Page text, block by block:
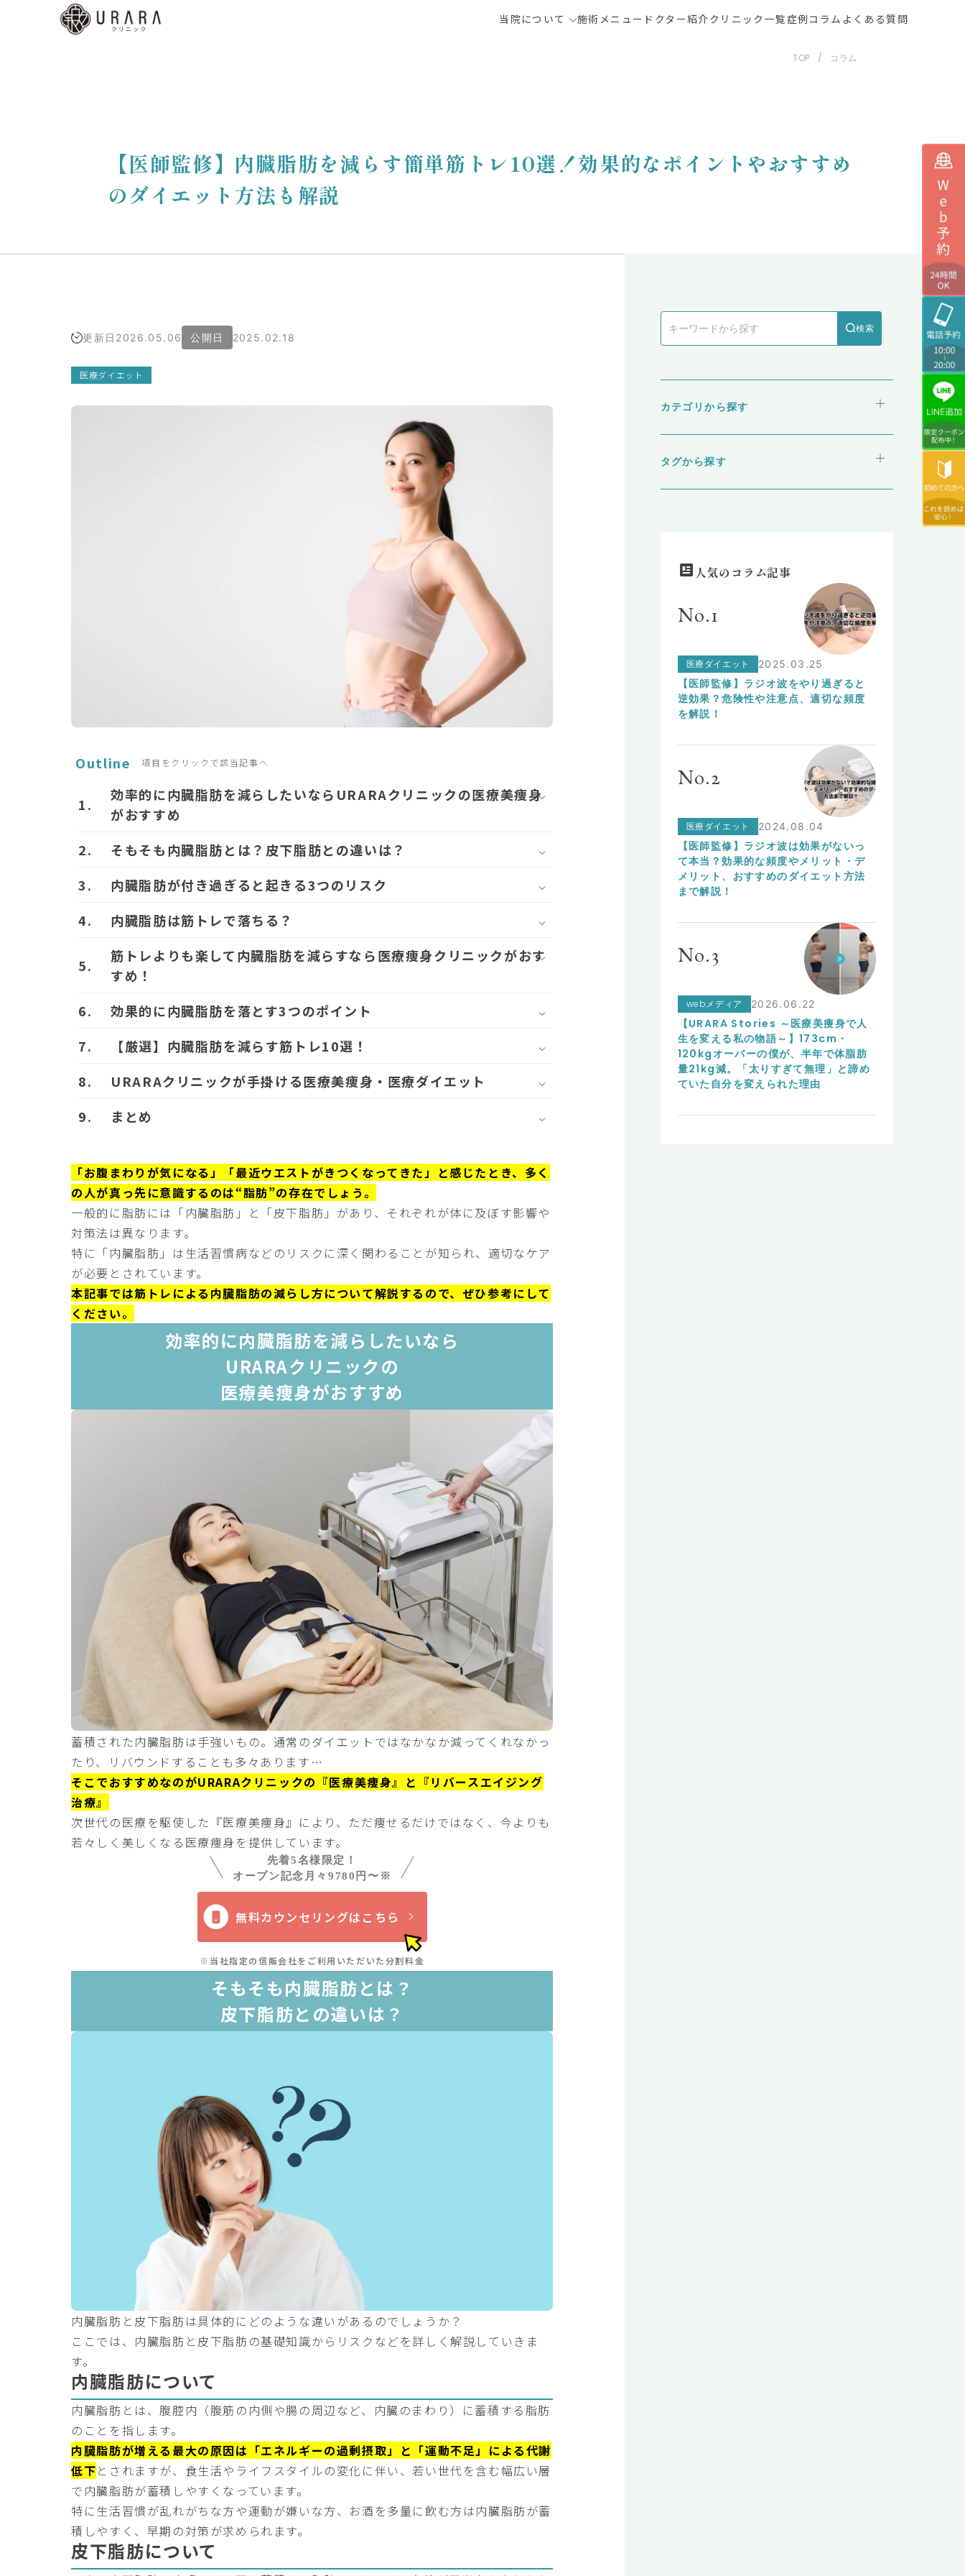
当院について 施術メニュー ドクター紹介クリニック一覧症例 コラム よくある質問
TOP コラム
【医師監修】内臓脂肪を減らす簡単筋トレ10選！効果的なポイントやおすすめ
のダイエット方法も解説
検索
カテゴリから探す
医療ダイエット
食とダイエット
タグから探す
人気のコラム記事
No.1
医療ダイエット 2025.03.25
【医師監修】ラジオ波をやり過ぎると
逆効果？危険性や注意点、適切な頻度
を解説！
No.2
医療ダイエット 2024.08.04
【医師監修】ラジオ波は効果がないっ
て本当？効果的な頻度やメリット・デ
メリット、おすすめのダイエット方法
まで解説！
No.3
webメディア 2026.06.22
【URARA Stories ～医療美痩身で人
生を変える私の物語～】173cm・
120kgオーバーの僕が、半年で体脂肪
量21kg減。「太りすぎて無理」と諦め
ていた自分を変えられた理由
更新日 2026.05.06 公開日 2025.02.18
医療ダイエット
Outline 項目をクリックで該当記事へ
効率的に内臓脂肪を減らしたいならURARAクリニックの医療美痩身
がおすすめ
そもそも内臓脂肪とは？皮下脂肪との違いは？
内臓脂肪が付き過ぎると起きる3つのリスク
内臓脂肪は筋トレで落ちる？
筋トレよりも楽して内臓脂肪を減らすなら医療痩身クリニックがおす
すめ！
効果的に内臓脂肪を落とす3つのポイント
【厳選】内臓脂肪を減らす筋トレ10選！
URARAクリニックが手掛ける医療美痩身・医療ダイエット
まとめ
「お腹まわりが気になる」「最近ウエストがきつくなってきた」と感じたとき、多く
の人が真っ先に意識するのは“脂肪”の存在でしょう。
一般的に脂肪には「内臓脂肪」と「皮下脂肪」があり、それぞれが体に及ぼす影響や
対策法は異なります。
特に「内臓脂肪」は生活習慣病などのリスクに深く関わることが知られ、適切なケア
が必要とされています。
本記事では筋トレによる内臓脂肪の減らし方について解説するので、ぜひ参考にして
ください。
効率的に内臓脂肪を減らしたいなら
URARAクリニックの
医療美痩身がおすすめ
蓄積された内臓脂肪は手強いもの。通常のダイエットではなかなか減ってくれなかっ
たり、リバウンドすることも多々あります…
そこでおすすめなのがURARAクリニックの『医療美痩身』と『リバースエイジング
治療』
次世代の医療を駆使した『医療美痩身』により、ただ痩せるだけではなく、今よりも
若々しく美しくなる医療痩身を提供しています。
先着5名様限定！
オープン記念月々9780円〜※
無料カウンセリングはこちら
※当社指定の信販会社をご利用いただいた分割料金
そもそも内臓脂肪とは？
皮下脂肪との違いは？
内臓脂肪と皮下脂肪は具体的にどのような違いがあるのでしょうか？
ここでは、内臓脂肪と皮下脂肪の基礎知識からリスクなどを詳しく解説していきま
す。
内臓脂肪について
内臓脂肪とは、腹腔内（腹筋の内側や腸の周辺など、内臓のまわり）に蓄積する脂肪
のことを指します。
内臓脂肪が増える最大の原因は「エネルギーの過剰摂取」と「運動不足」による代謝
低下とされますが、食生活やライフスタイルの変化に伴い、若い世代を含む幅広い層
で内臓脂肪が蓄積しやすくなっています。
特に生活習慣が乱れがちな方や運動が嫌いな方、お酒を多量に飲む方は内臓脂肪が蓄
積しやすく、早期の対策が求められます。
皮下脂肪について